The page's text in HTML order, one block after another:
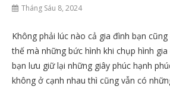
Tháng Sáu 8, 2024
Không phải lúc nào cả gia đình bạn
thế mà những bức hình khi chụp hình
bạn lưu giữ lại những giây phúc hạnh
không ở cạnh nhau thì cũng vẫn có